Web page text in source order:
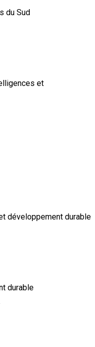
du Sud
et
développement durable
durable